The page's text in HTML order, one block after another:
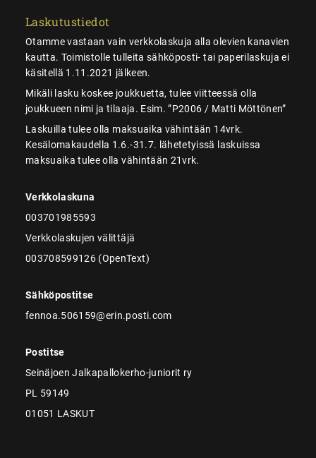
Laskutustiedot
Otamme vastaan vain verkkolaskuja alla olevien kanavien
kautta. Toimistolle tulleita sähköposti- tai paperilaskuja ei
käsitellä 1.11.2021 jälkeen.
Mikäli lasku koskee joukkuetta, tulee viitteessä olla
joukkueen nimi ja tilaaja. Esim. ”P2006 / Matti Möttönen”
Laskuilla tulee olla maksuaika vähintään 14vrk.
Kesälomakaudella 1.6.-31.7. lähetetyissä laskuissa
maksuaika tulee olla vähintään 21vrk.
Verkkolaskuna
003701985593
Verkkolaskujen välittäjä
003708599126 (OpenText)
Sähköpostitse
fennoa.506159@erin.posti.com
Postitse
Seinäjoen Jalkapallokerho-juniorit ry
PL 59149
01051 LASKUT